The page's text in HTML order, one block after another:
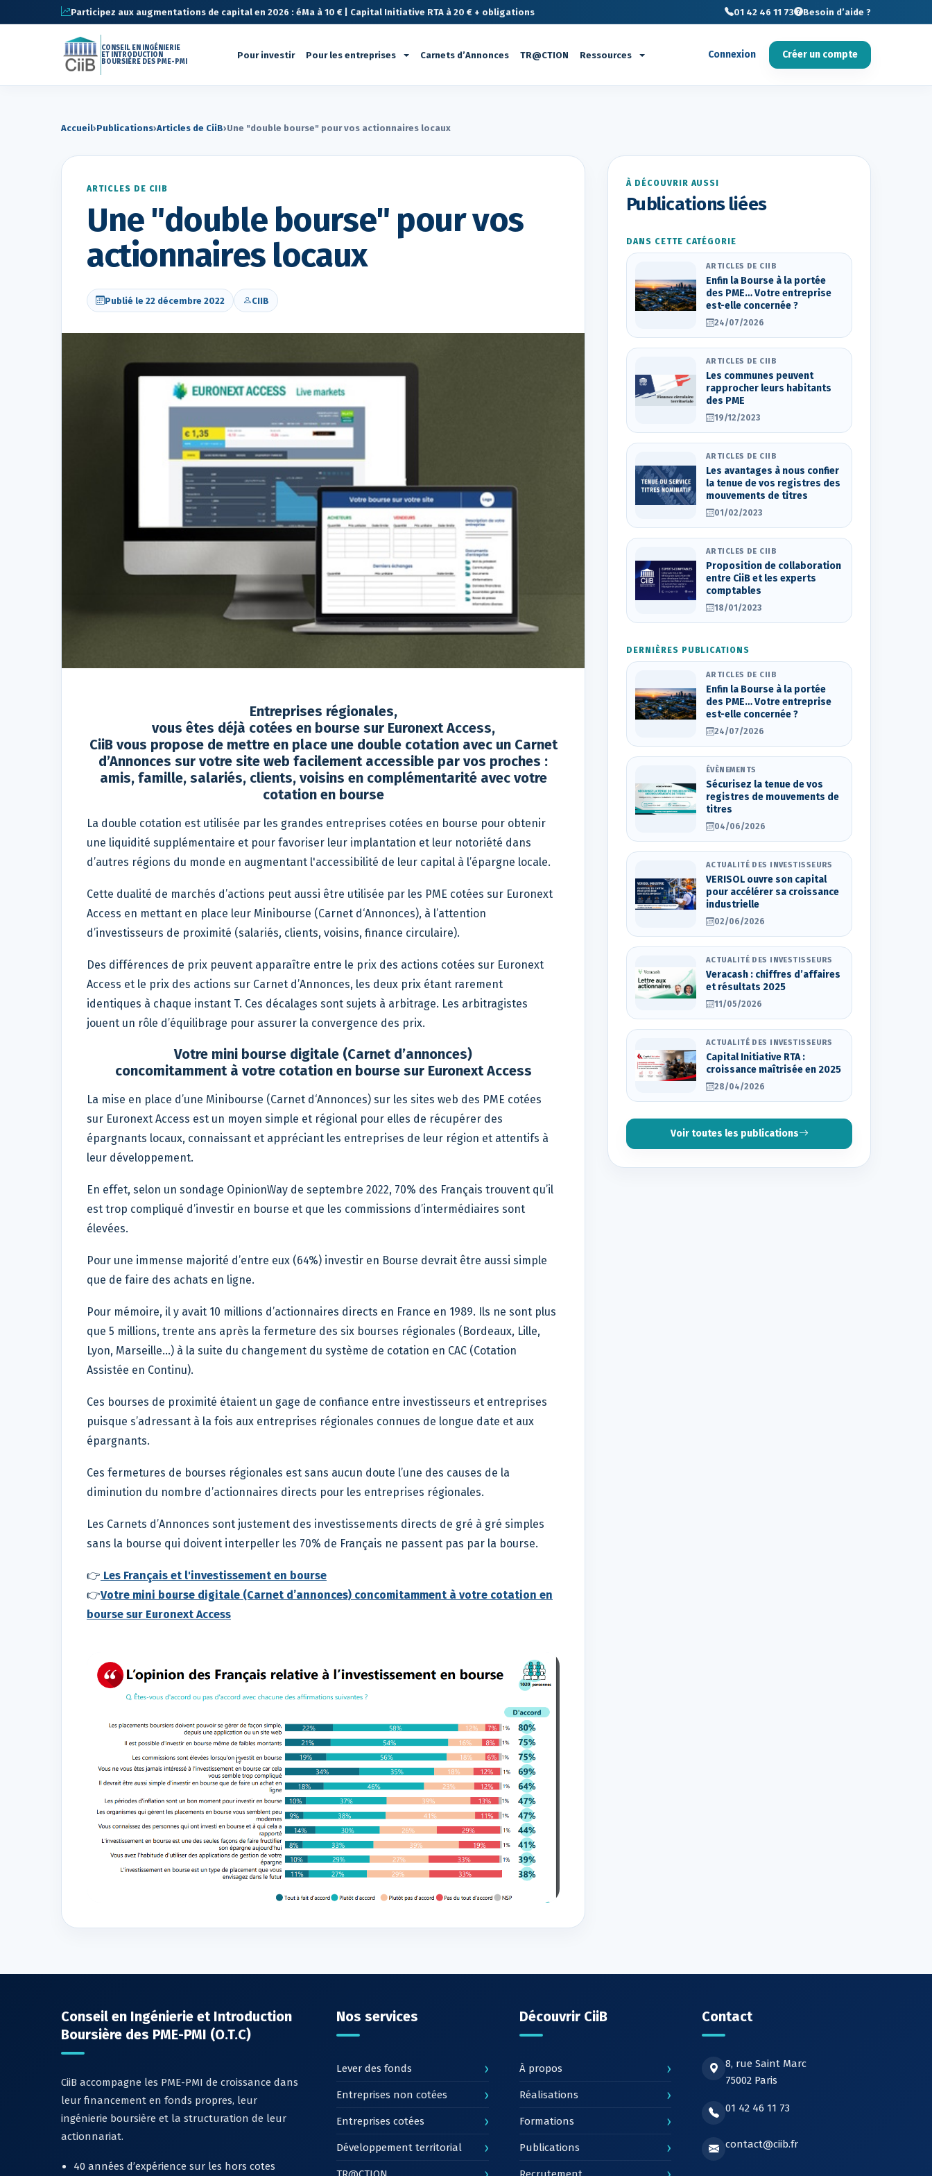
Participez aux augmentations de capital en 2026 : éMa à 10 € | Capital Initiative RTA à 20 € + obligations 01 42 46 11 73 Besoin d’aide ?
CONSEIL EN INGÉNIERIE
ET INTRODUCTION
BOURSIÈRE DES PME-PMI
Pour investir Pour les entreprises Carnets d’Annonces TR@CTION Ressources Connexion Créer un compte
Accueil›Publications›Articles de CiiB›Une "double bourse" pour vos actionnaires locaux
ARTICLES DE CIIB
Une "double bourse" pour vos
actionnaires locaux
Publié le 22 décembre 2022 CIIB
Entreprises régionales,
vous êtes déjà cotées en bourse sur Euronext Access,
CiiB vous propose de mettre en place une double cotation avec un Carnet
d’Annonces sur votre site web facilement accessible par vos proches :
amis, famille, salariés, clients, voisins en complémentarité avec votre
cotation en bourse
La double cotation est utilisée par les grandes entreprises cotées en bourse pour obtenir
une liquidité supplémentaire et pour favoriser leur implantation et leur notoriété dans
d’autres régions du monde en augmentant l'accessibilité de leur capital à l’épargne locale.
Cette dualité de marchés d’actions peut aussi être utilisée par les PME cotées sur Euronext
Access en mettant en place leur Minibourse (Carnet d‘Annonces), à l’attention
d’investisseurs de proximité (salariés, clients, voisins, finance circulaire).
Des différences de prix peuvent apparaître entre le prix des actions cotées sur Euronext
Access et le prix des actions sur Carnet d’Annonces, les deux prix étant rarement
identiques à chaque instant T. Ces décalages sont sujets à arbitrage. Les arbitragistes
jouent un rôle d’équilibrage pour assurer la convergence des prix.
Votre mini bourse digitale (Carnet d’annonces)
concomitamment à votre cotation en bourse sur Euronext Access
La mise en place d’une Minibourse (Carnet d‘Annonces) sur les sites web des PME cotées
sur Euronext Access est un moyen simple et régional pour elles de récupérer des
épargnants locaux, connaissant et appréciant les entreprises de leur région et attentifs à
leur développement.
En effet, selon un sondage OpinionWay de septembre 2022, 70% des Français trouvent qu’il
est trop compliqué d’investir en bourse et que les commissions d’intermédiaires sont
élevées.
Pour une immense majorité d’entre eux (64%) investir en Bourse devrait être aussi simple
que de faire des achats en ligne.
Pour mémoire, il y avait 10 millions d’actionnaires directs en France en 1989. Ils ne sont plus
que 5 millions, trente ans après la fermeture des six bourses régionales (Bordeaux, Lille,
Lyon, Marseille…) à la suite du changement du système de cotation en CAC (Cotation
Assistée en Continu).
Ces bourses de proximité étaient un gage de confiance entre investisseurs et entreprises
puisque s’adressant à la fois aux entreprises régionales connues de longue date et aux
épargnants.
Ces fermetures de bourses régionales est sans aucun doute l’une des causes de la
diminution du nombre d’actionnaires directs pour les entreprises régionales.
Les Carnets d’Annonces sont justement des investissements directs de gré à gré simples
sans la bourse qui doivent interpeller les 70% de Français ne passent pas par la bourse.
👉 Les Français et l'investissement en bourse
👉Votre mini bourse digitale (Carnet d’annonces) concomitamment à votre cotation en
bourse sur Euronext Access
À DÉCOUVRIR AUSSI
Publications liées
DANS CETTE CATÉGORIE
ARTICLES DE CIIB
Enfin la Bourse à la portée
des PME… Votre entreprise
est-elle concernée ?
24/07/2026
ARTICLES DE CIIB
Les communes peuvent
rapprocher leurs habitants
des PME
19/12/2023
ARTICLES DE CIIB
Les avantages à nous confier
la tenue de vos registres des
mouvements de titres
01/02/2023
ARTICLES DE CIIB
Proposition de collaboration
entre CiiB et les experts
comptables
18/01/2023
DERNIÈRES PUBLICATIONS
ARTICLES DE CIIB
Enfin la Bourse à la portée
des PME… Votre entreprise
est-elle concernée ?
24/07/2026
ÉVÈNEMENTS
Sécurisez la tenue de vos
registres de mouvements de
titres
04/06/2026
ACTUALITÉ DES INVESTISSEURS
VERISOL ouvre son capital
pour accélérer sa croissance
industrielle
02/06/2026
ACTUALITÉ DES INVESTISSEURS
Veracash : chiffres d’affaires
et résultats 2025
11/05/2026
ACTUALITÉ DES INVESTISSEURS
Capital Initiative RTA :
croissance maîtrisée en 2025
28/04/2026
Voir toutes les publications
Conseil en Ingénierie et Introduction
Boursière des PME-PMI (O.T.C)
CiiB accompagne les PME-PMI de croissance dans
leur financement en fonds propres, leur
ingénierie boursière et la structuration de leur
actionnariat.
40 années d’expérience sur les hors cotes
Nos services
Lever des fonds ›
Entreprises non cotées ›
Entreprises cotées ›
Développement territorial ›
Découvrir CiiB
À propos ›
Réalisations ›
Formations ›
Publications ›
Contact
8, rue Saint Marc
75002 Paris
01 42 46 11 73
contact@ciib.fr